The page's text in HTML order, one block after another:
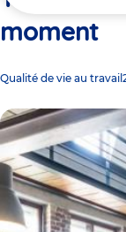
ici
moment
Qualité de vie au travail